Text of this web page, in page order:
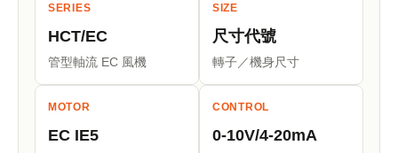
SERIES
HCT/EC
管型軸流 EC 風機
SIZE
尺寸代號
轉子／機身尺寸
MOTOR
EC IE5
CONTROL
0-10V/4-20mA